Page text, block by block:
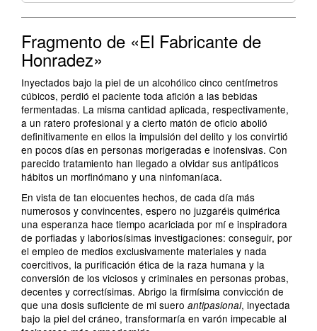
Fragmento de «El Fabricante de
Honradez»
Inyectados bajo la piel de un alcohólico cinco centímetros
cúbicos, perdió el paciente toda afición a las bebidas
fermentadas. La misma cantidad aplicada, respectivamente,
a un ratero profesional y a cierto matón de oficio abolió
definitivamente en ellos la impulsión del delito y los convirtió
en pocos días en personas morigeradas e inofensivas. Con
parecido tratamiento han llegado a olvidar sus antipáticos
hábitos un morfinómano y una ninfomaníaca.
En vista de tan elocuentes hechos, de cada día más
numerosos y convincentes, espero no juzgaréis quimérica
una esperanza hace tiempo acariciada por mí e inspiradora
de porfiadas y laboriosísimas investigaciones: conseguir, por
el empleo de medios exclusivamente materiales y nada
coercitivos, la purificación ética de la raza humana y la
conversión de los viciosos y criminales en personas probas,
decentes y correctísimas. Abrigo la firmísima convicción de
que una dosis suficiente de mi suero antipasional, inyectada
bajo la piel del cráneo, transformaría en varón impecable al